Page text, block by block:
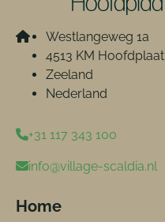
Westlangeweg 1a
4513 KM Hoofdplaat
Zeeland
Nederland
+31 117 343 100
info@village-scaldia.nl
Home